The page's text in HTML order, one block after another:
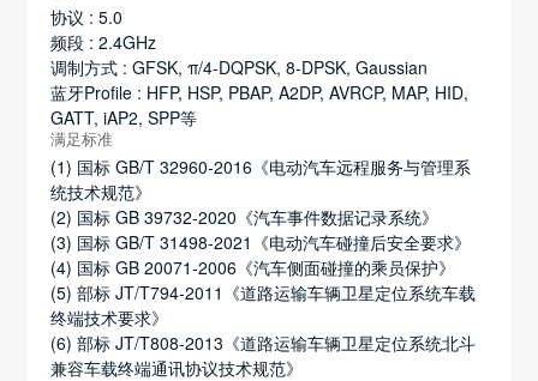
协议 : 5.0
频段 : 2.4GHz
调制方式 : GFSK, π/4-DQPSK, 8-DPSK, Gaussian
蓝牙Profile : HFP, HSP, PBAP, A2DP, AVRCP, MAP, HID,
GATT, iAP2, SPP等
满足标准
(1) 国标 GB/T 32960-2016《电动汽车远程服务与管理系
统技术规范》
(2) 国标 GB 39732-2020《汽车事件数据记录系统》
(3) 国标 GB/T 31498-2021《电动汽车碰撞后安全要求》
(4) 国标 GB 20071-2006《汽车侧面碰撞的乘员保护》
(5) 部标 JT/T794-2011《道路运输车辆卫星定位系统车载
终端技术要求》
(6) 部标 JT/T808-2013《道路运输车辆卫星定位系统北斗
兼容车载终端通讯协议技术规范》